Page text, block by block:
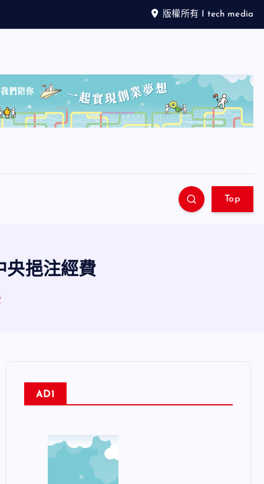
版權所有 I tech media
Top
央挹注經費
AD1